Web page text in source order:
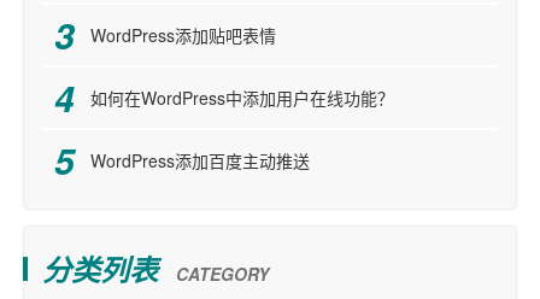
WordPress添加贴吧表情
如何在WordPress中添加用户在线功能？
WordPress添加百度主动推送
分类列表 CATEGORY